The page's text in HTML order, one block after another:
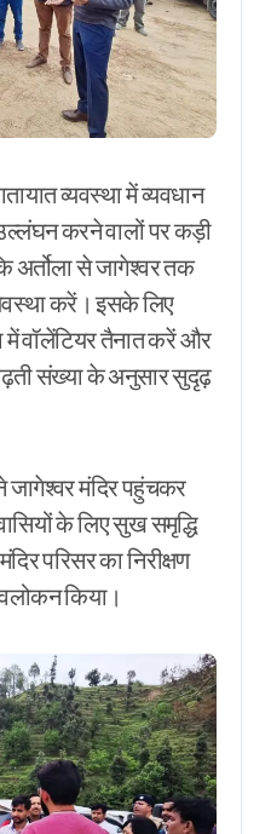
व्यवस्था में व्यवधान
करने वालों पर कड़ी
अर्तोला से जागेश्वर तक
करें। इसके लिए
में वॉलेंटियर तैनात करें और
संख्या के अनुसार सुदृढ़
जागेश्वर मंदिर पहुंचकर
के लिए सुख समृद्धि
परिसर का निरीक्षण
किया।